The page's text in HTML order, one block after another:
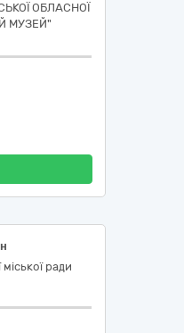
ОБЛАСНОЇ
МУЗЕЙ"
ради